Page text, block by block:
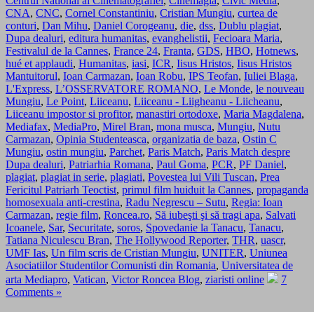
CNA, CNC, Cornel Constantiniu, Cristian Mungiu, curtea de
conturi, Dan Mihu, Daniel Corogeanu, die, dss, Dublu plagiat,
Dupa dealuri, editura humanitas, evanghelistii, Fecioara Maria,
Festivalul de la Cannes, France 24, Franta, GDS, HBO, Hotnews,
hué et applaudi, Humanitas, iasi, ICR, Iisus Hristos, Iisus Hristos
Mantuitorul, Ioan Carmazan, Ioan Robu, IPS Teofan, Iuliei Blaga,
L'Express, L’OSSERVATORE ROMANO, Le Monde, le nouveau
Mungiu, Le Point, Liiceanu, Liiceanu - Liigheanu - Liicheanu,
Liiceanu impostor si profitor, manastiri ortodoxe, Maria Magdalena,
Mediafax, MediaPro, Mirel Bran, mona musca, Mungiu, Nutu
Carmazan, Opinia Studenteasca, organizatia de baza, Ostin C
Mungiu, ostin mungiu, Parchet, Paris Match, Paris Match despre
Dupa dealuri, Patriarhia Romana, Paul Goma, PCR, PF Daniel,
plagiat, plagiat in serie, plagiati, Povestea lui Vili Tuscan, Prea
Fericitul Patriarh Teoctist, primul film huiduit la Cannes, propaganda
homosexuala anti-crestina, Radu Negrescu – Sutu, Regia: Ioan
Carmazan, regie film, Roncea.ro, Să iubeşti şi să tragi apa, Salvati
Icoanele, Sar, Securitate, soros, Spovedanie la Tanacu, Tanacu,
Tatiana Niculescu Bran, The Hollywood Reporter, THR, uascr,
UMF Ias, Un film scris de Cristian Mungiu, UNITER, Uniunea
Asociatiilor Studentilor Comunisti din Romania, Universitatea de
arta Mediapro, Vatican, Victor Roncea Blog, ziaristi online
7
Comments »